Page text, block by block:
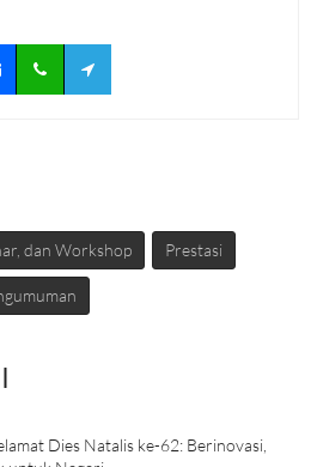
dan Workshop Prestasi
Dies Natalis ke-62: Berinovasi,